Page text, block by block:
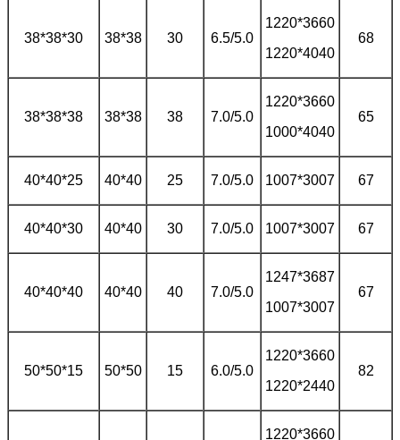
38*38*30 38*38 30 6.5/5.0
1220*3660
1220*4040
68
38*38*38 38*38 38 7.0/5.0
1220*3660
1000*4040
65
40*40*25 40*40 25 7.0/5.0 1007*3007 67
40*40*30 40*40 30 7.0/5.0 1007*3007 67
40*40*40 40*40 40 7.0/5.0
1247*3687
1007*3007
67
50*50*15 50*50 15 6.0/5.0
1220*3660
1220*2440
82
1220*3660